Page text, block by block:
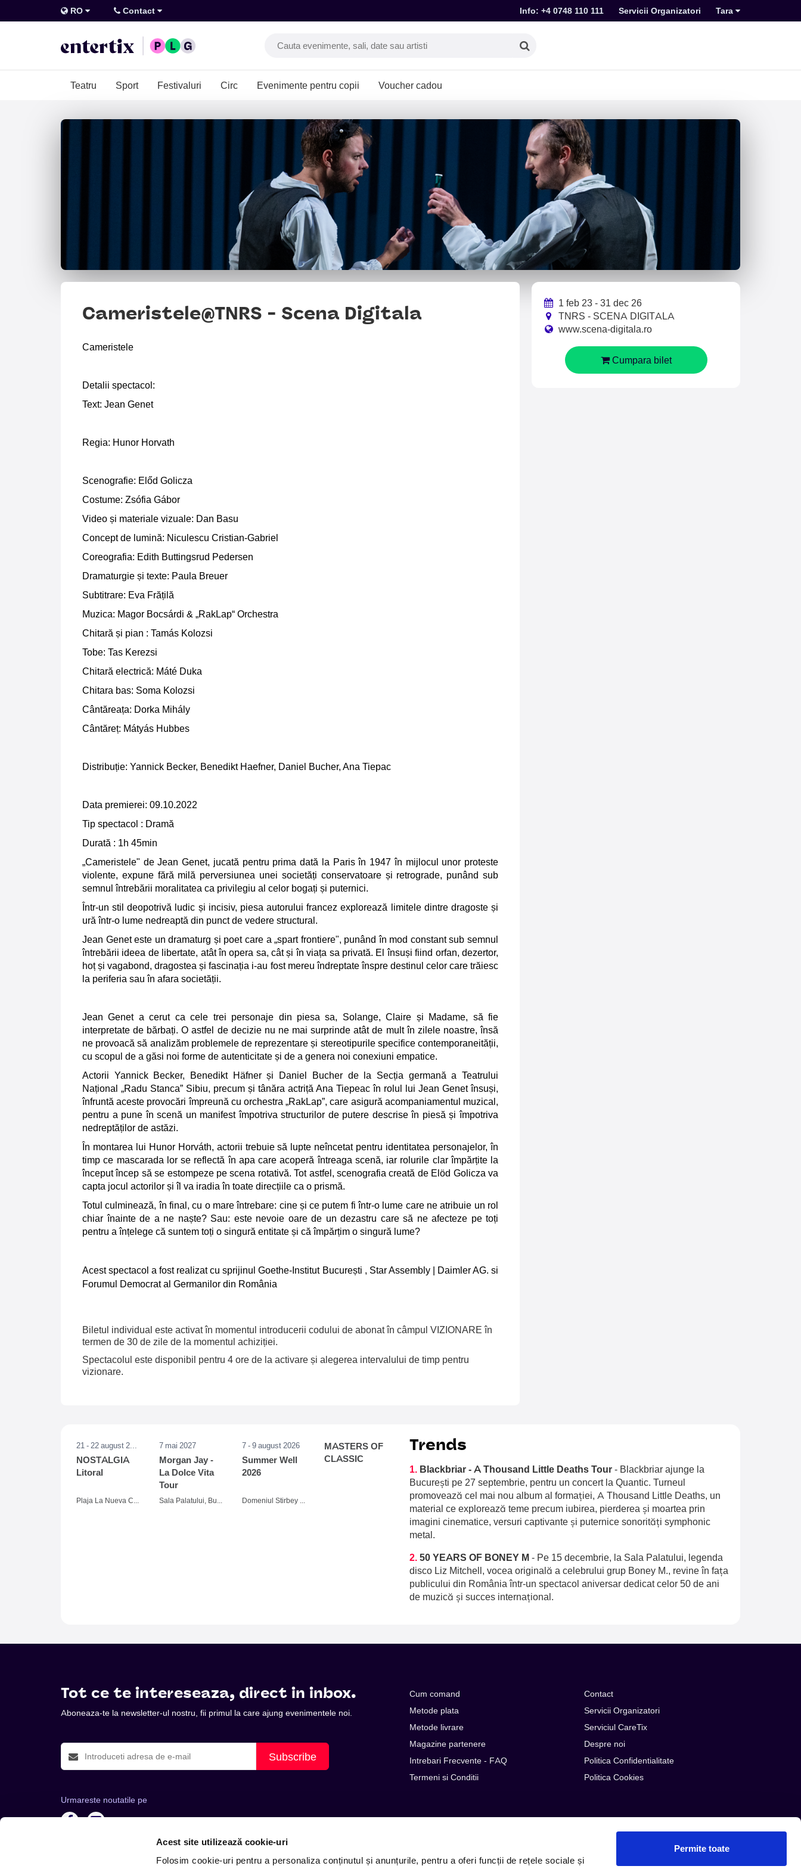
Acest site utilizează cookie-uri
Folosim cookie-uri pentru a personaliza conținutul și anunțurile, pentru a oferi funcții de rețele sociale și
Permite toate
RO Contact Info: +4 0748 110 111 Servicii Organizatori Tara
Teatru Sport Festivaluri Circ Evenimente pentru copii Voucher cadou
Cameristele@TNRS - Scena Digitala
Cameristele
Detalii spectacol:
Text: Jean Genet
Regia: Hunor Horvath
Scenografie: Előd Golicza
Costume: Zsófia Gábor
Video și materiale vizuale: Dan Basu
Concept de lumină: Niculescu Cristian-Gabriel
Coreografia: Edith Buttingsrud Pedersen
Dramaturgie și texte: Paula Breuer
Subtitrare: Eva Frățilă
Muzica: Magor Bocsárdi & „RakLap“ Orchestra
Chitară și pian : Tamás Kolozsi
Tobe: Tas Kerezsi
Chitară electrică: Máté Duka
Chitara bas: Soma Kolozsi
Cântăreața: Dorka Mihály
Cântăreț: Mátyás Hubbes
Distribuție: Yannick Becker, Benedikt Haefner, Daniel Bucher, Ana Tiepac
Data premierei: 09.10.2022
Tip spectacol : Dramă
Durată : 1h 45min
„Cameristele" de Jean Genet, jucată pentru prima dată la Paris în 1947 în mijlocul unor proteste
violente, expune fără milă perversiunea unei societăți conservatoare și retrograde, punând sub
semnul întrebării moralitatea ca privilegiu al celor bogați și puternici.
Într-un stil deopotrivă ludic și incisiv, piesa autorului francez explorează limitele dintre dragoste și
ură într-o lume nedreaptă din punct de vedere structural.
Jean Genet este un dramaturg și poet care a „spart frontiere", punând în mod constant sub semnul
întrebării ideea de libertate, atât în opera sa, cât și în viața sa privată. El însuși fiind orfan, dezertor,
hoț și vagabond, dragostea și fascinația i-au fost mereu îndreptate înspre destinul celor care trăiesc
la periferia sau în afara societății.
Jean Genet a cerut ca cele trei personaje din piesa sa, Solange, Claire și Madame, să fie
interpretate de bărbați. O astfel de decizie nu ne mai surprinde atât de mult în zilele noastre, însă
ne provoacă să analizăm problemele de reprezentare și stereotipurile specifice contemporaneității,
cu scopul de a găsi noi forme de autenticitate și de a genera noi conexiuni empatice.
Actorii Yannick Becker, Benedikt Häfner și Daniel Bucher de la Secția germană a Teatrului
Național „Radu Stanca” Sibiu, precum și tânăra actriță Ana Tiepeac în rolul lui Jean Genet însuși,
înfruntă aceste provocări împreună cu orchestra „RakLap”, care asigură acompaniamentul muzical,
pentru a pune în scenă un manifest împotriva structurilor de putere descrise în piesă și împotriva
nedreptăților de astăzi.
În montarea lui Hunor Horváth, actorii trebuie să lupte neîncetat pentru identitatea personajelor, în
timp ce mascarada lor se reflectă în apa care acoperă întreaga scenă, iar rolurile clar împărțite la
început încep să se estompeze pe scena rotativă. Tot astfel, scenografia creată de Elöd Golicza va
capta jocul actorilor și îl va iradia în toate direcțiile ca o prismă.
Totul culminează, în final, cu o mare întrebare: cine și ce putem fi într-o lume care ne atribuie un rol
chiar înainte de a ne naște? Sau: este nevoie oare de un dezastru care să ne afecteze pe toți
pentru a înțelege că suntem toți o singură entitate și că împărțim o singură lume?
Acest spectacol a fost realizat cu sprijinul Goethe-Institut București , Star Assembly | Daimler AG. si
Forumul Democrat al Germanilor din România
Biletul individual este activat în momentul introducerii codului de abonat în câmpul VIZIONARE în
termen de 30 de zile de la momentul achiziției.
Spectacolul este disponibil pentru 4 ore de la activare și alegerea intervalului de timp pentru
vizionare.
1 feb 23 - 31 dec 26
TNRS - SCENA DIGITALA
www.scena-digitala.ro
Cumpara bilet
21 - 22 august 2026
NOSTALGIA
Litoral
Plaja La Nueva Cucaracha, Mamaia
7 mai 2027
Morgan Jay -
La Dolce Vita
Tour
Sala Palatului, Bucuresti
7 - 9 august 2026
Summer Well
2026
Domeniul Stirbey Voda, Buftea
MASTERS OF
CLASSIC
Trends
1. Blackbriar - A Thousand Little Deaths Tour - Blackbriar ajunge la
București pe 27 septembrie, pentru un concert la Quantic. Turneul
promovează cel mai nou album al formației, A Thousand Little Deaths, un
material ce explorează teme precum iubirea, pierderea și moartea prin
imagini cinematice, versuri captivante și puternice sonorități symphonic
metal.
2. 50 YEARS OF BONEY M - Pe 15 decembrie, la Sala Palatului, legenda
disco Liz Mitchell, vocea originală a celebrului grup Boney M., revine în fața
publicului din România într-un spectacol aniversar dedicat celor 50 de ani
de muzică și succes internațional.
Tot ce te intereseaza, direct in inbox.
Aboneaza-te la newsletter-ul nostru, fii primul la care ajung evenimentele noi.
Subscribe
Urmareste noutatile pe
Cum comand
Metode plata
Metode livrare
Magazine partenere
Intrebari Frecvente - FAQ
Termeni si Conditii
Contact
Servicii Organizatori
Serviciul CareTix
Despre noi
Politica Confidentialitate
Politica Cookies